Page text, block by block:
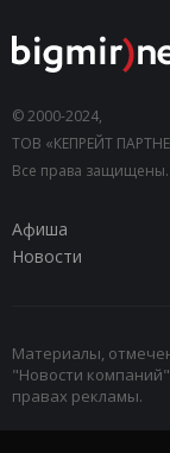
© 2000-2024,
ТОВ «КЕПРЕЙТ
Все права защищены.
Афиша
Новости
Материалы,
"Новости
правах рекламы.